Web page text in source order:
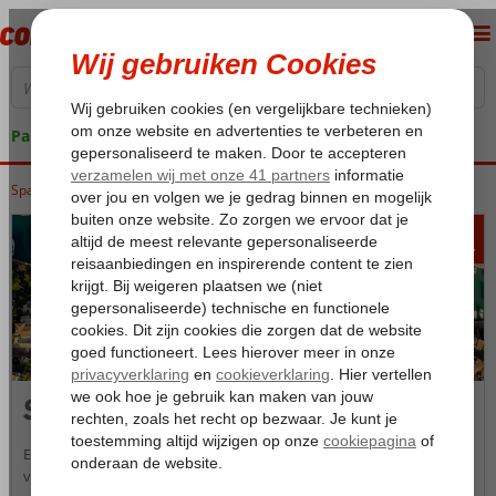
Pakketgarantie
Home
Spanje Balearen Mallorca Santa Ponsa
va 402 p.p.
Santa Ponsa
Een vakantie in Santa Ponsa biedt een aantrekkelijke vakantiemix
van mooie zandstranden, een gezellige boulevard, tal van